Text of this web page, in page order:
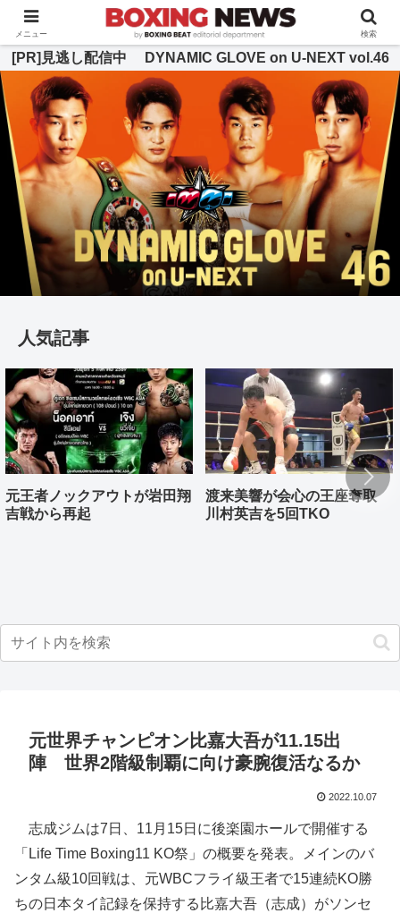
BOXING BEAT [ボクシング・ビート] 公式サイト
[PR]見逃し配信中 DYNAMIC GLOVE on U-NEXT vol.46
人気記事
元王者ノックアウトが岩田翔
吉戦から再起
渡来美響が会心の王座奪取
川村英吉を5回TKO
元世界チャンピオン比嘉大吾が11.15出
陣 世界2階級制覇に向け豪腕復活なるか
2022.10.07
志成ジムは7日、11月15日に後楽園ホールで開催する
「Life Time Boxing11 KO祭」の概要を発表。メインのバ
ンタム級10回戦は、元WBCフライ級王者で15連続KO勝
ちの日本タイ記録を保持する比嘉大吾（志成）がソンセ
メニュー 検索